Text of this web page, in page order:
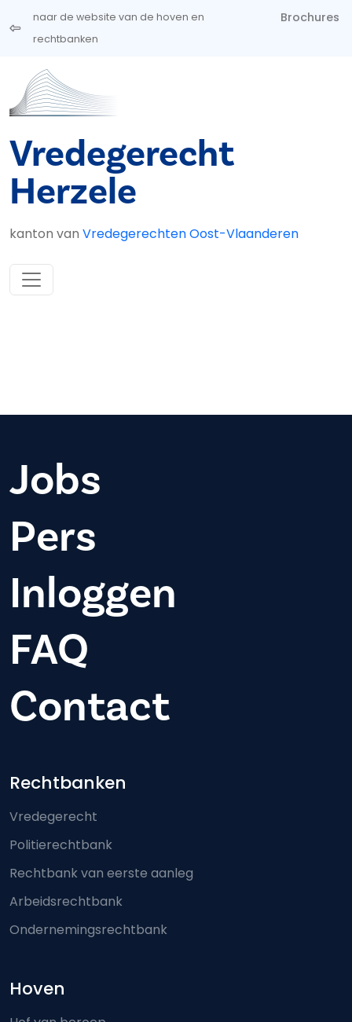
Overslaan en naar de inhoud gaan
naar de website van de hoven en
rechtbanken
Brochures
Vredegerecht
Herzele
kanton van Vredegerechten Oost-Vlaanderen
Jobs
Pers
Inloggen
FAQ
Contact
Footer-menu
Rechtbanken
Vredegerecht
Politierechtbank
Rechtbank van eerste aanleg
Arbeidsrechtbank
Ondernemingsrechtbank
Hoven